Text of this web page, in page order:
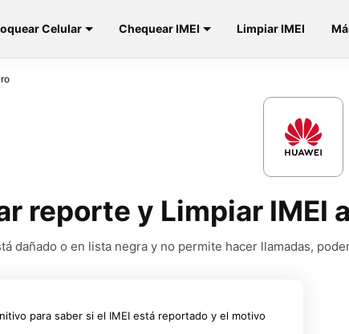
Celular Chequear IMEI Limpiar IMEI
reporte y Limpiar IMEI
dañado o en lista negra y no permite hacer llamadas,
para saber si el IMEI está reportado y el motivo